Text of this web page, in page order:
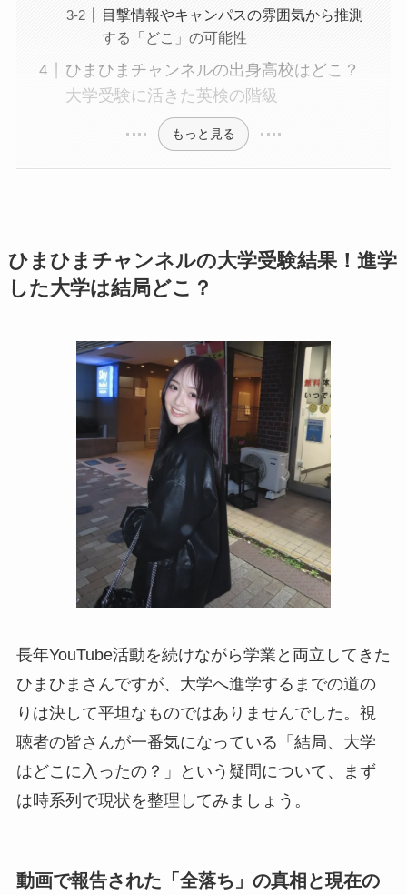
目撃情報やキャンパスの雰囲気から推測
する「どこ」の可能性
ひまひまチャンネルの出身高校はどこ？
大学受験に活きた英検の階級
もっと見る
ひまひまチャンネルの大学受験結果！進学
した大学は結局どこ？
長年YouTube活動を続けながら学業と両立してきた
ひまひまさんですが、大学へ進学するまでの道の
りは決して平坦なものではありませんでした。視
聴者の皆さんが一番気になっている「結局、大学
はどこに入ったの？」という疑問について、まず
は時系列で現状を整理してみましょう。
動画で報告された「全落ち」の真相と現在の